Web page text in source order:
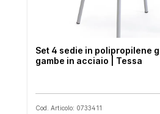
Set 4 sedie in polipropilene
gambe in acciaio | Tessa
Cod. Articolo: 0733411